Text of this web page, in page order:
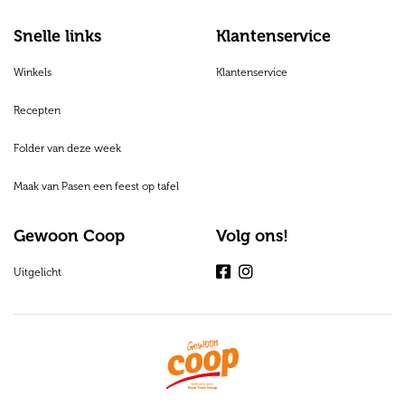
Snelle links
Winkels
Recepten
Folder van deze week
Maak van Pasen een feest op tafel
Klantenservice
Klantenservice
Gewoon Coop
Uitgelicht
Volg ons!
Facebook